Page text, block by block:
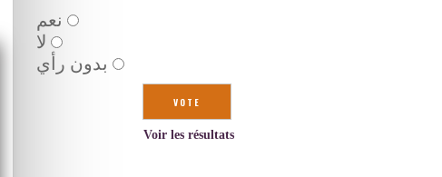
نعم
لا
بدون رأي
Voir les résultats